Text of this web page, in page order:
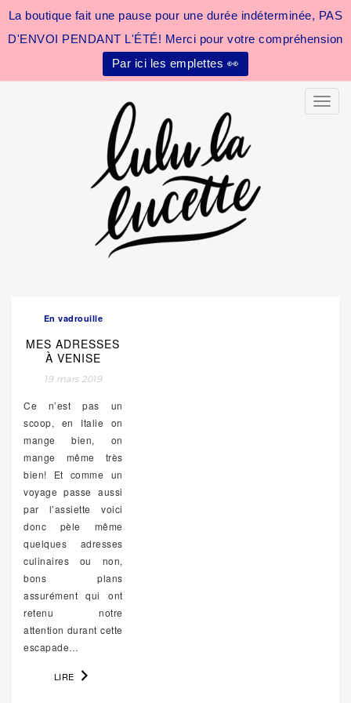
La boutique fait une pause pour une durée indéterminée, PAS
D'ENVOI PENDANT L'ÉTÉ! Merci pour votre compréhension
Par ici les emplettes 👀
En vadrouille
MES ADRESSES
À VENISE
19 mars 2019
Ce n’est pas un
scoop, en Italie on
mange bien, on
mange même très
bien! Et comme un
voyage passe aussi
par l’assiette voici
donc pèle même
quelques adresses
culinaires ou non,
bons plans
assurément qui ont
retenu notre
attention durant cette
escapade…
LIRE